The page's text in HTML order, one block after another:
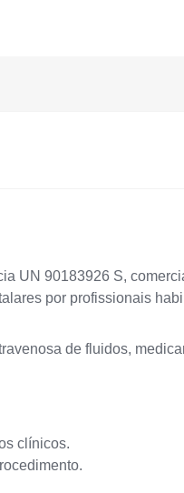
UN 90183926 S,
por profissionais
de fluidos,
clínicos.